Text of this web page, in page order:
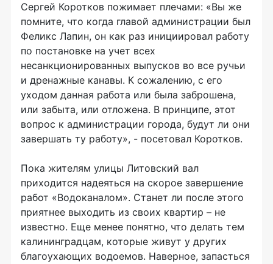
Сергей Коротков пожимает плечами: «Вы же
помните, что когда главой администрации был
Феликс Лапин, он как раз инициировал работу
по постановке на учет всех
несанкционированных выпусков во все ручьи
и дренажные канавы. К сожалению, с его
уходом данная работа или была заброшена,
или забыта, или отложена. В принципе, этот
вопрос к администрации города, будут ли они
завершать ту работу», - посетовал Коротков.
Пока жителям улицы Литовский вал
приходится надеяться на скорое завершение
работ «Водоканалом». Станет ли после этого
приятнее выходить из своих квартир – не
известно. Еще менее понятно, что делать тем
калининградцам, которые живут у других
благоухающих водоемов. Наверное, запасться